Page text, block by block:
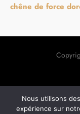
chêne de force
Nous utilisons
expérience sur